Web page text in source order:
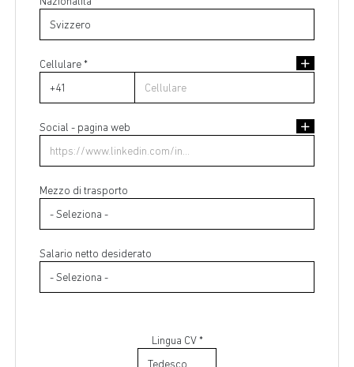
Cellulare *
Social - pagina web
Mezzo di trasporto
Salario netto desiderato
Lingua CV *